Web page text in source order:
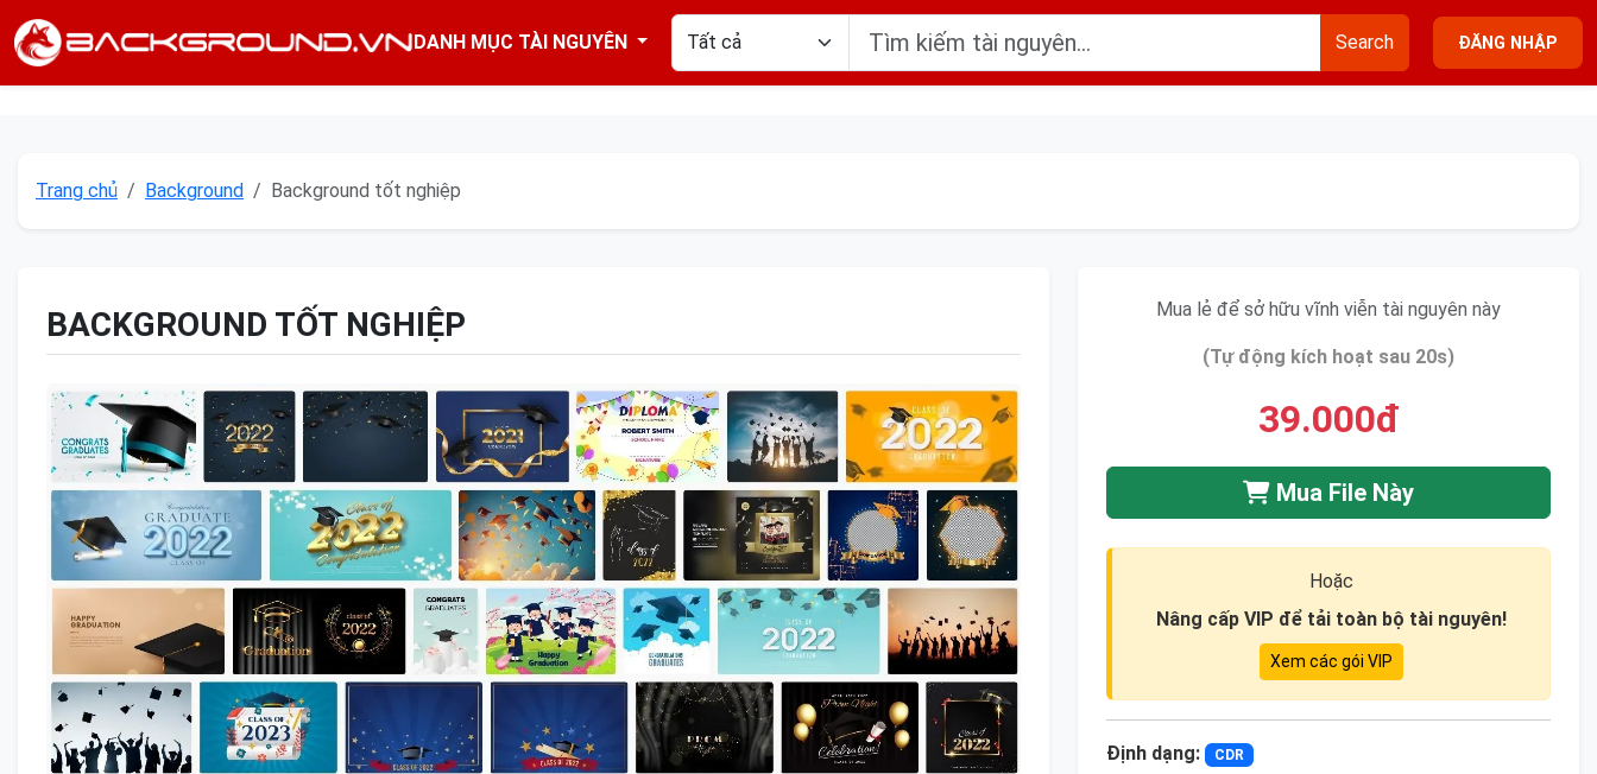
DANH MỤC TÀI NGUYÊN Search ĐĂNG NHẬP
Trang chủ Background Background tốt nghiệp
BACKGROUND TỐT NGHIỆP Mua lẻ để sở hữu vĩnh viễn tài nguyên này
(Tự động kích hoạt sau 20s)
39.000đ
Mua File Này
Hoặc
Nâng cấp VIP để tải toàn bộ tài nguyên!
Xem các gói VIP
Định dạng: CDR